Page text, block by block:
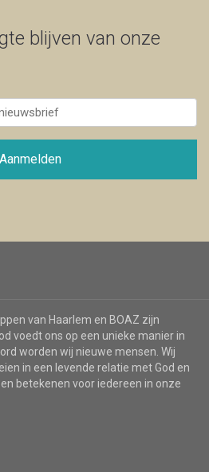
blijven van onze
Aanmelden
van Haarlem en BOAZ zijn
voedt ons op een unieke manier in
worden wij nieuwe mensen. Wij
in een levende relatie met God en
betekenen voor iedereen in onze